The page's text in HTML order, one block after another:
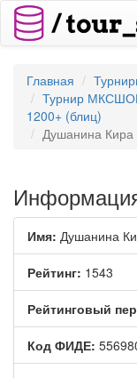
Главная
Турнир МКСШОР
1200+ (блиц)
Душанина Кира
Имя: Душанина
Рейтинг: 1543
Рейтинговый
Код ФИДЕ: